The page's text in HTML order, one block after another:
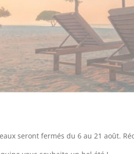
seront fermés du 6 au 21 août.